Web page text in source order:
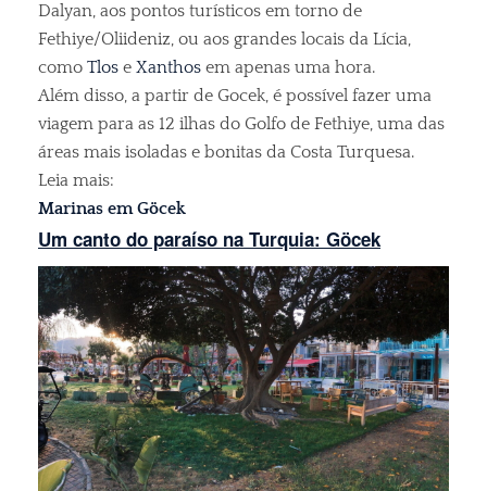
Dalyan, aos pontos turísticos em torno de
Fethiye/Oliideniz, ou aos grandes locais da Lícia,
como Tlos e Xanthos em apenas uma hora.
Além disso, a partir de Gocek, é possível fazer uma
viagem para as 12 ilhas do Golfo de Fethiye, uma das
áreas mais isoladas e bonitas da Costa Turquesa.
Leia mais:
Marinas em Göcek
Um canto do paraíso na Turquia: Göcek